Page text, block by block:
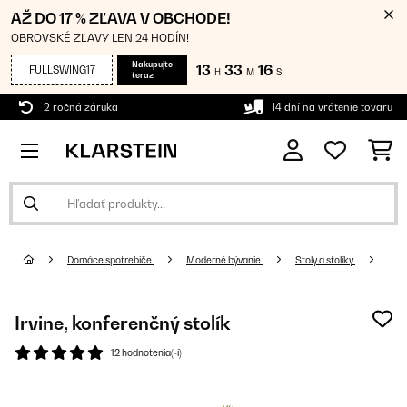
AŽ DO 17 % ZĽAVA V OBCHODE!
OBROVSKÉ ZĽAVY LEN 24 HODÍN!
FULLSWING17
Nakupujte
teraz
13 H 33 M 15 S
2 ročná záruka 14 dní na vrátenie tovaru
Domáce spotrebiče Moderné bývanie Stoly a stolíky
Irvine, konferenčný stolík
12 hodnotenia(-í)